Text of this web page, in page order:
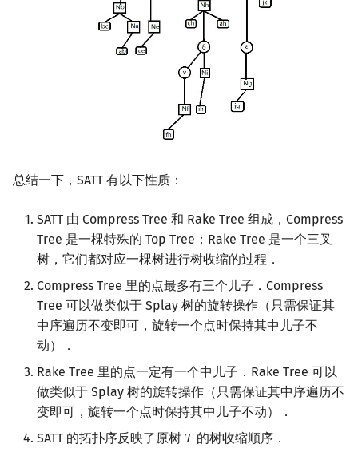
总结一下，SATT 有以下性质：
SATT 由 Compress Tree 和 Rake Tree 组成，Compress
Tree 是一棵特殊的 Top Tree；Rake Tree 是一个三叉
树，它们都对应一棵树进行树收缩的过程．
Compress Tree 里的点最多有三个儿子．Compress
Tree 可以做类似于 Splay 树的旋转操作（只需保证其
中序遍历不变即可，旋转一个点时保持其中儿子不
动）．
Rake Tree 里的点一定有一个中儿子．Rake Tree 可以
做类似于 Splay 树的旋转操作（只需保证其中序遍历不
变即可，旋转一个点时保持其中儿子不动）．
SATT 的拓扑序反映了原树 𝑇
T 的树收缩顺序．